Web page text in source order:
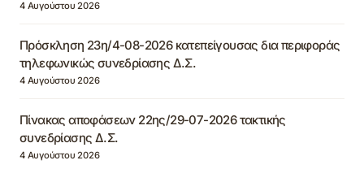
4 Αυγούστου 2026
Πρόσκληση 23η/4-08-2026 κατεπείγουσας δια περιφοράς
τηλεφωνικώς συνεδρίασης Δ.Σ.
4 Αυγούστου 2026
Πίνακας αποφάσεων 22ης/29-07-2026 τακτικής
συνεδρίασης Δ.Σ.
4 Αυγούστου 2026